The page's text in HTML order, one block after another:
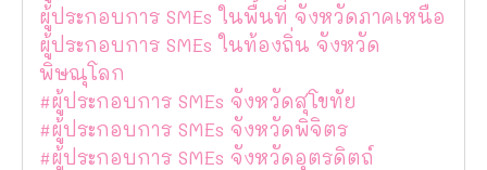
ผู้ประกอบการ SMEs ในพื้นที่ จังหวัดภาคเหนือ
ผู้ประกอบการ SMEs ในท้องถิ่น จังหวัด
พิษณุโลก
#ผู้ประกอบการ SMEs จังหวัดสุโขทัย
#ผู้ประกอบการ SMEs จังหวัดพิจิตร
#ผู้ประกอบการ SMEs จังหวัดอุตรดิตถ์